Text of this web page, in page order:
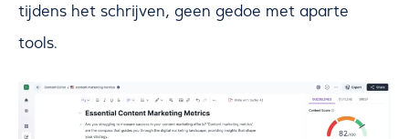
tijdens het schrijven, geen gedoe met aparte
tools.